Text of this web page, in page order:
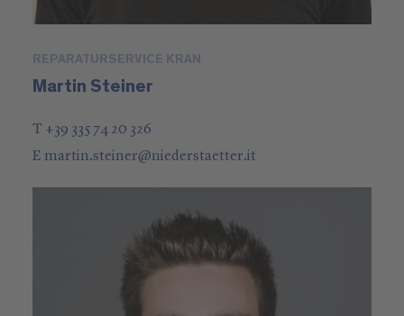
REPARATURSERVICE KRAN
Martin Steiner
T +39 335 74 20 326
E martin.steiner@niederstaetter.it